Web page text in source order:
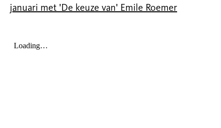
januari met 'De keuze van' Emile Roemer